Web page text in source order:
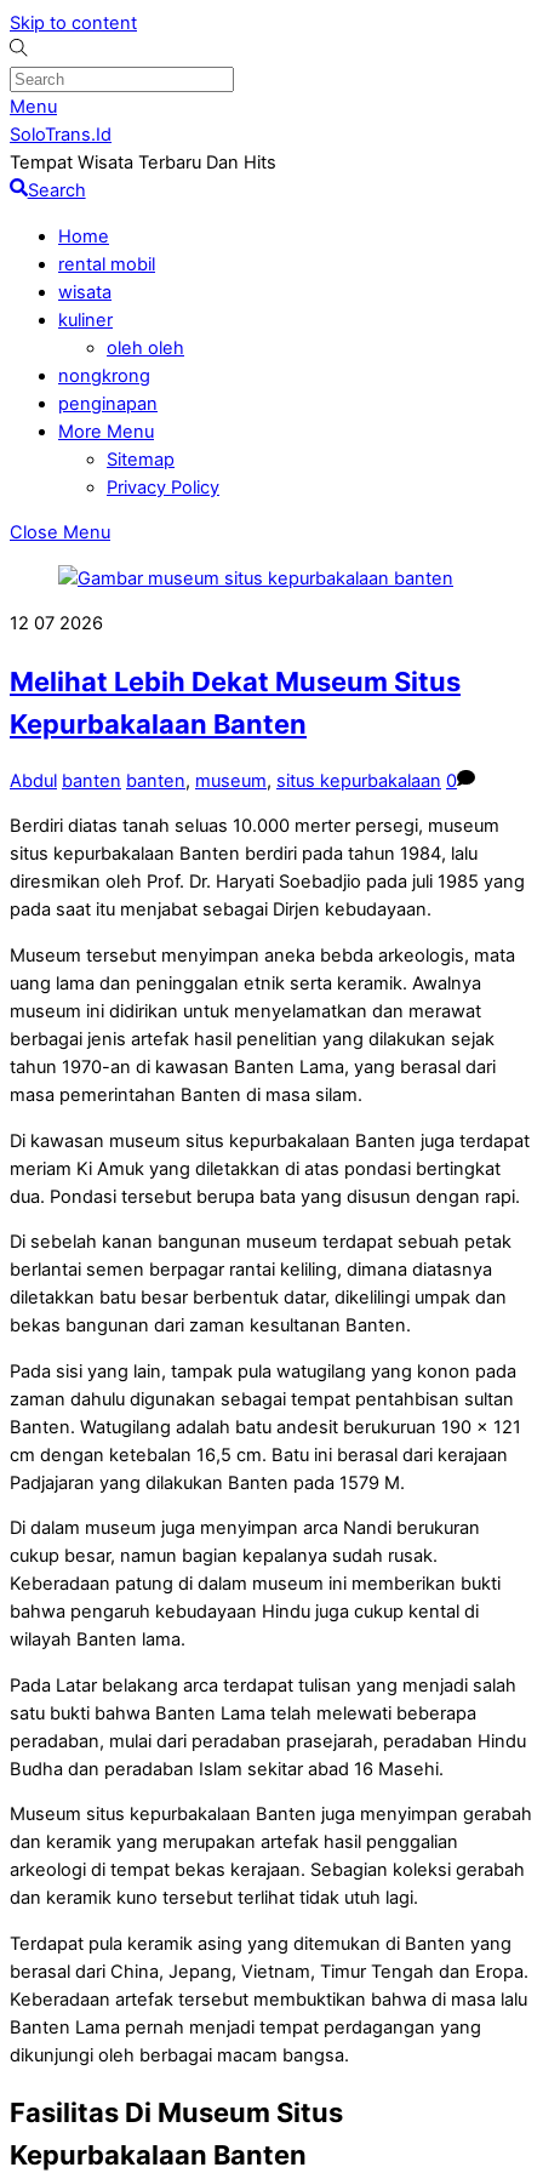
Skip to content
Menu
SoloTrans.Id
Tempat Wisata Terbaru Dan Hits
Search
Home
rental mobil
wisata
kuliner
oleh oleh
nongkrong
penginapan
More Menu
Sitemap
Privacy Policy
Close Menu
12 07 2026
Melihat Lebih Dekat Museum Situs
Kepurbakalaan Banten
Abdul banten banten, museum, situs kepurbakalaan 0
Berdiri diatas tanah seluas 10.000 merter persegi, museum
situs kepurbakalaan Banten berdiri pada tahun 1984, lalu
diresmikan oleh Prof. Dr. Haryati Soebadjio pada juli 1985 yang
pada saat itu menjabat sebagai Dirjen kebudayaan.
Museum tersebut menyimpan aneka bebda arkeologis, mata
uang lama dan peninggalan etnik serta keramik. Awalnya
museum ini didirikan untuk menyelamatkan dan merawat
berbagai jenis artefak hasil penelitian yang dilakukan sejak
tahun 1970-an di kawasan Banten Lama, yang berasal dari
masa pemerintahan Banten di masa silam.
Di kawasan museum situs kepurbakalaan Banten juga terdapat
meriam Ki Amuk yang diletakkan di atas pondasi bertingkat
dua. Pondasi tersebut berupa bata yang disusun dengan rapi.
Di sebelah kanan bangunan museum terdapat sebuah petak
berlantai semen berpagar rantai keliling, dimana diatasnya
diletakkan batu besar berbentuk datar, dikelilingi umpak dan
bekas bangunan dari zaman kesultanan Banten.
Pada sisi yang lain, tampak pula watugilang yang konon pada
zaman dahulu digunakan sebagai tempat pentahbisan sultan
Banten. Watugilang adalah batu andesit berukuruan 190 x 121
cm dengan ketebalan 16,5 cm. Batu ini berasal dari kerajaan
Padjajaran yang dilakukan Banten pada 1579 M.
Di dalam museum juga menyimpan arca Nandi berukuran
cukup besar, namun bagian kepalanya sudah rusak.
Keberadaan patung di dalam museum ini memberikan bukti
bahwa pengaruh kebudayaan Hindu juga cukup kental di
wilayah Banten lama.
Pada Latar belakang arca terdapat tulisan yang menjadi salah
satu bukti bahwa Banten Lama telah melewati beberapa
peradaban, mulai dari peradaban prasejarah, peradaban Hindu
Budha dan peradaban Islam sekitar abad 16 Masehi.
Museum situs kepurbakalaan Banten juga menyimpan gerabah
dan keramik yang merupakan artefak hasil penggalian
arkeologi di tempat bekas kerajaan. Sebagian koleksi gerabah
dan keramik kuno tersebut terlihat tidak utuh lagi.
Terdapat pula keramik asing yang ditemukan di Banten yang
berasal dari China, Jepang, Vietnam, Timur Tengah dan Eropa.
Keberadaan artefak tersebut membuktikan bahwa di masa lalu
Banten Lama pernah menjadi tempat perdagangan yang
dikunjungi oleh berbagai macam bangsa.
Fasilitas Di Museum Situs
Kepurbakalaan Banten